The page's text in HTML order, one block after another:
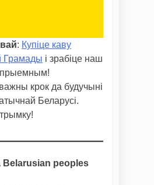
: Купіце каву
Грамады і зрабіце наш
прыемным!
крок да будучыні
Беларусі.
Belarusian peoples